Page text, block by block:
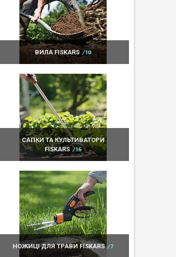
ВИЛА FISKARS 10
САПКИ ТА КУЛЬТИВАТОРИ
FISKARS
16
НОЖИЦІ ДЛЯ ТРАВИ FISKARS 7